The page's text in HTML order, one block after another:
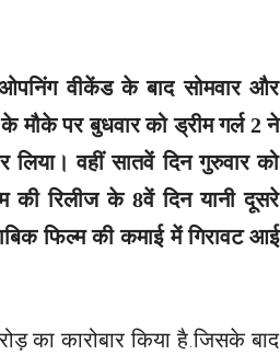
वीकेंड के बाद सोमवार और
मौके पर बुधवार को ड्रीम गर्ल 2 ने
वहीं सातवें दिन गुरुवार को
की रिलीज के 8वें दिन यानी दूसरे
फिल्म की कमाई में गिरावट आई
का कारोबार किया है.जिसके बाद